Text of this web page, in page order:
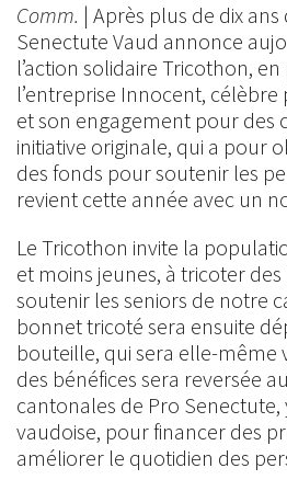
Comm. | Après plus de dix ans
Senectute Vaud annonce
l’action solidaire Tricothon,
l’entreprise Innocent,
et son engagement pour des
initiative originale, qui a pour
des fonds pour soutenir les
revient cette année avec un
Le Tricothon invite la
et moins jeunes, à tricoter
soutenir les seniors de notre
bonnet tricoté sera ensuite
bouteille, qui sera elle-même
des bénéfices sera reversée
cantonales de Pro Senectute,
vaudoise, pour financer des
améliorer le quotidien des